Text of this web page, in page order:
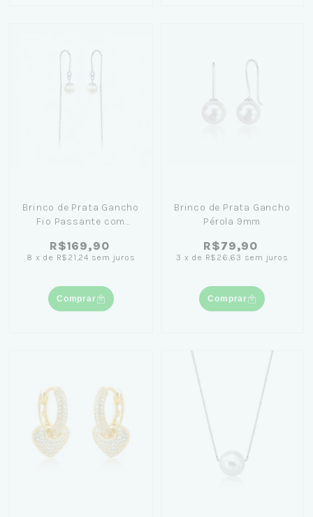
Brinco de Prata Gancho
Fio Passante com
R$169,90
8 x de R$21,24 sem juros
Comprar
Brinco de Prata Gancho
Pérola 9mm
R$79,90
3 x de R$26,63 sem juros
Comprar